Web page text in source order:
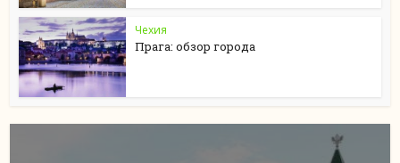
Чехия
Прага: обзор города